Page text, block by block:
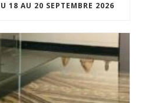
18 AU 20 SEPTEMBRE 2026